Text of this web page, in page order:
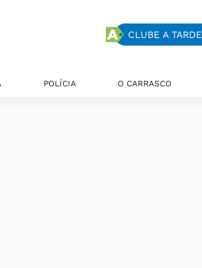
CLUBE A TARDE
POLÍCIA O CARRASCO